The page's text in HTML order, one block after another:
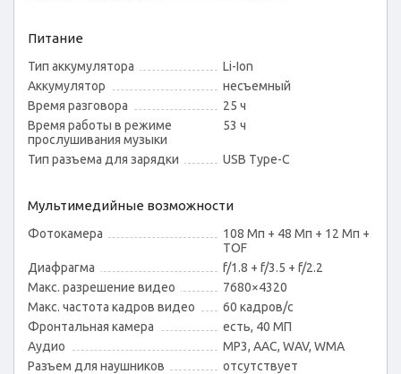
Питание
Тип аккумулятора
Li-Ion
Аккумулятор
несъемный
Время разговора
25 ч
Время работы в режиме
прослушивания музыки
53 ч
Тип разъема для зарядки USB Type-C
Мультимедийные возможности
Фотокамера
108 Мп + 48 Мп + 12 Мп +
TOF
Диафрагма
f/1.8 + f/3.5 + f/2.2
Макс. разрешение видео
7680×4320
Макс. частота кадров видео
60 кадров/с
Фронтальная камера
есть, 40 МП
Аудио
MP3, AAC, WAV, WMA
Разъем для наушников
отсутствует